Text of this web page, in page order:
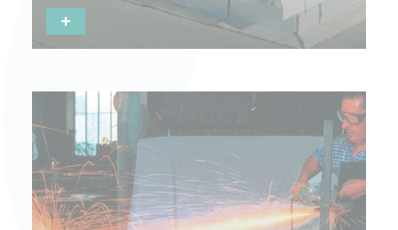
+
l’éblouissement à l’intérieur des bâtiments en
période estivale.